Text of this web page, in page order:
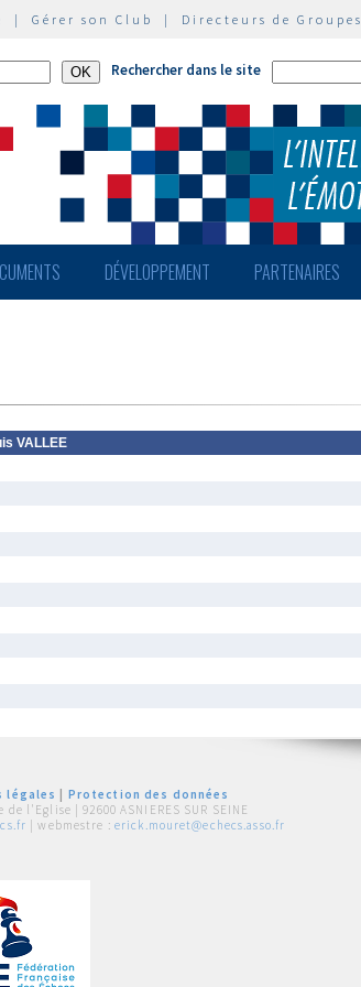
| Gérer son Club | Directeurs de Groupes
Rechercher dans le site
DÉVELOPPEMENT PARTENAIRES
VALLEE
légales
Protection des données
de l'Eglise | 92600 ASNIERES SUR SEINE
| webmestre : erick.mouret@echecs.asso.fr